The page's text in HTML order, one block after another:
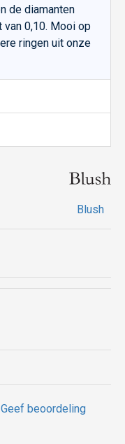
de diamanten
van 0,10. Mooi op
ringen uit onze
Blush
Geef beoordeling